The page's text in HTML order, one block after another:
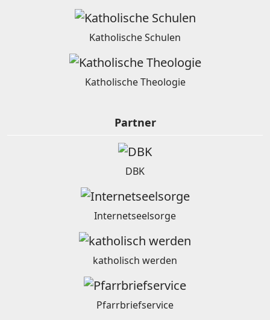
Katholische Schulen
Katholische Theologie
Partner
DBK
Internetseelsorge
katholisch werden
Pfarrbriefservice